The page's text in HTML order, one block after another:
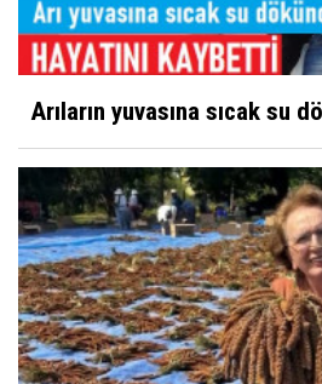
Arıların yuvasına sıcak su